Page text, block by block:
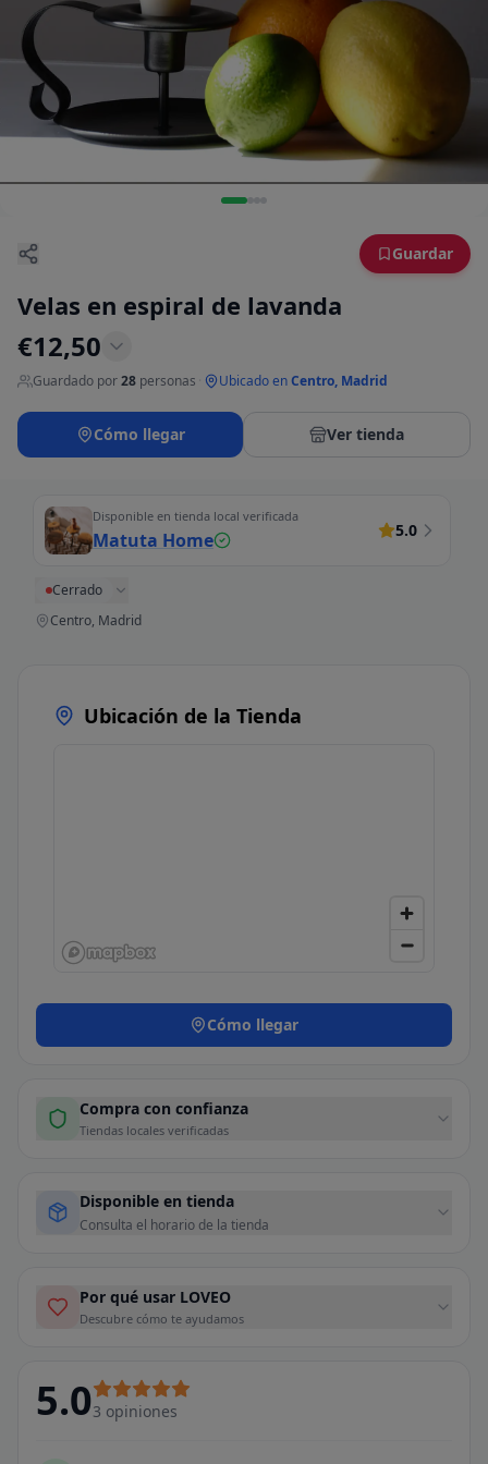
Guardar
Velas en espiral de lavanda
€12,50
Guardado por28 personas Ubicado enCentro, Madrid
Cómo llegar Ver tienda
Disponible en tienda local verificada
Matuta Home 5.0
Cerrado
Centro, Madrid
Ubicación de la Tienda
Cómo llegar
Compra con confianza
Tiendas locales verificadas
Disponible en tienda
Consulta el horario de la tienda
Por qué usar LOVEO
Descubre cómo te ayudamos
5.03 opiniones